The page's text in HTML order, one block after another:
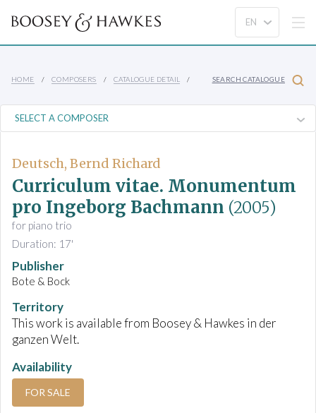
HOME COMPOSERS CATALOGUE DETAIL SEARCH CATALOGUE
Deutsch, Bernd Richard
Curriculum vitae. Monumentum
pro Ingeborg Bachmann (2005)
for piano trio
Duration: 17'
Publisher
Bote & Bock
Territory
This work is available from Boosey & Hawkes in der
ganzen Welt.
Availability
FOR SALE